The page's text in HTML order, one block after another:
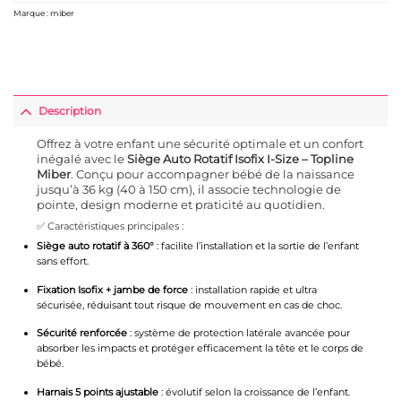
Marque :miber
Description
Offrez à votre enfant une sécurité optimale et un confort
inégalé avec leSiège Auto Rotatif Isofix I-Size – Topline
Miber. Conçu pour accompagner bébé de la naissance
jusqu’à 36 kg (40 à 150 cm), il associe technologie de
pointe, design moderne et praticité au quotidien.
✅ Caractéristiques principales :
Siège auto rotatif à 360°: facilite l’installation et la sortie de l’enfant
sans effort.
Fixation Isofix + jambe de force: installation rapide et ultra
sécurisée, réduisant tout risque de mouvement en cas de choc.
Sécurité renforcée: système de protection latérale avancée pour
absorber les impacts et protéger efficacement la tête et le corps de
bébé.
Harnais 5 points ajustable: évolutif selon la croissance de l’enfant.